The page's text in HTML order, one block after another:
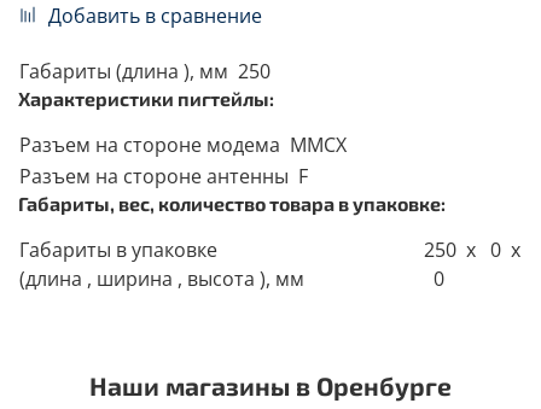
Добавить в сравнение
Габариты (длина ), мм 250
Характеристики пигтейлы:
Разъем на стороне модема MMCX
Разъем на стороне антенны F
Габариты, вес, количество товара в упаковке:
Габариты в упаковке
(длина , ширина , высота ), мм
250 x 0 x
0
Наши магазины в Оренбурге